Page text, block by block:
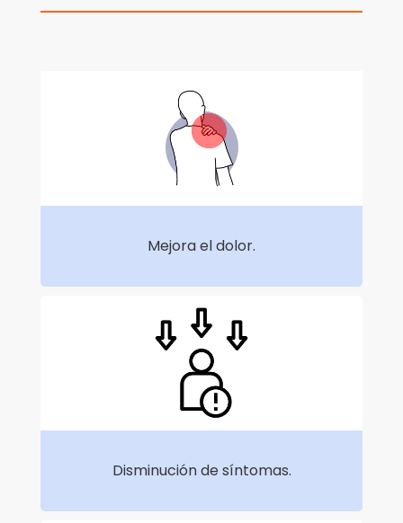
Mejora el dolor.
Disminución de síntomas.